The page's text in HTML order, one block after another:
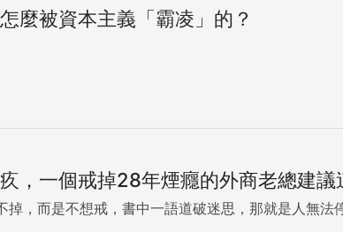
麼被資本主義「霸凌」的？
，一個戒掉28年煙癮的外商老總建議
掉，而是不想戒，書中一語道破迷思，那就是人無法